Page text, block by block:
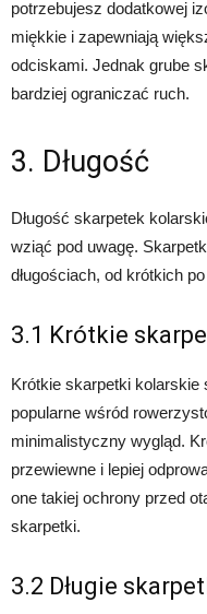
potrzebujesz dodatkowej
miękkie i zapewniają
odciskami. Jednak grube
bardziej ograniczać ruch.
3. Długość
Długość skarpetek
wziąć pod uwagę.
długościach, od krótkich po
3.1 Krótkie
Krótkie skarpetki kolarskie
popularne wśród
minimalistyczny wygląd.
przewiewne i lepiej
one takiej ochrony przed
skarpetki.
3.2 Długie